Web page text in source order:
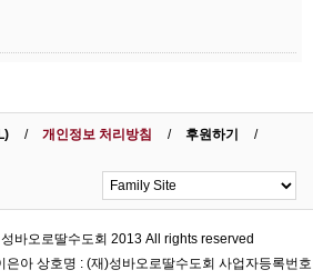
개인정보 처리방침
후원하기
바오로딸수도회 2013 All rights reserved
은아 상호명 : (재)성바오로딸수도회 사업자등록번호